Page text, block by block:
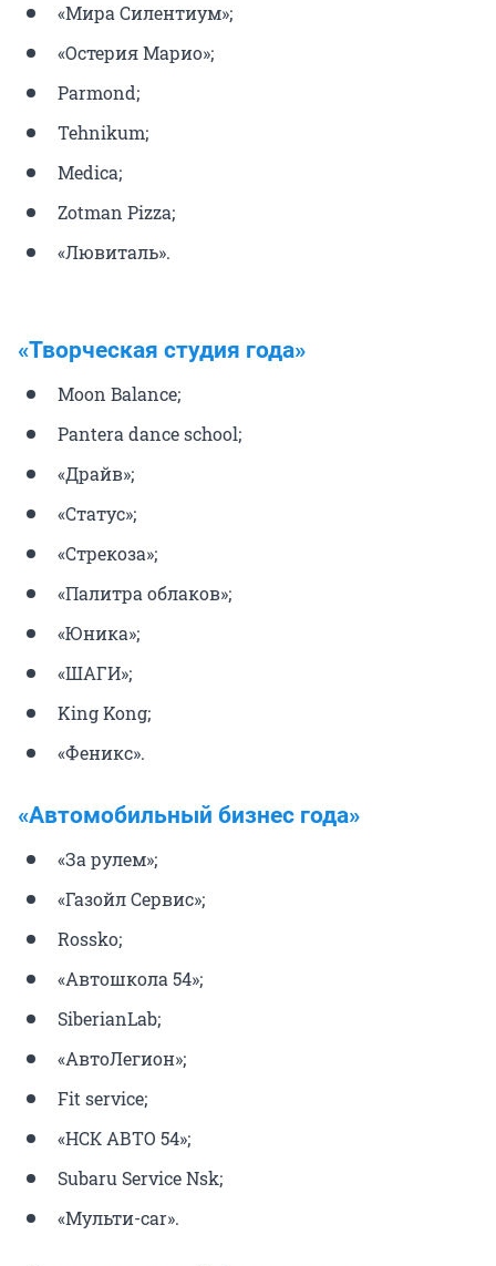
«Мира Силентиум»;
«Остерия Марио»;
Parmond;
Tehnikum;
Medica;
Zotman Pizza;
«Лювиталь».
«Творческая студия года»
Moon Balance;
Pantera dance school;
«Драйв»;
«Статус»;
«Стрекоза»;
«Палитра облаков»;
«Юника»;
«ШАГИ»;
King Kong;
«Феникс».
«Автомобильный бизнес года»
«За рулем»;
«Газойл Сервис»;
Rossko;
«Автошкола 54»;
SiberianLab;
«АвтоЛегион»;
Fit service;
«НСК АВТО 54»;
Subaru Service Nsk;
«Мульти-car».